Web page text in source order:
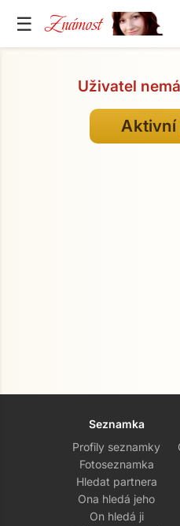
☰ Známost
Uživatel
Seznamka
Profily seznamky
Fotoseznamka
Hledat partnera
Ona hledá jeho
On hledá ji